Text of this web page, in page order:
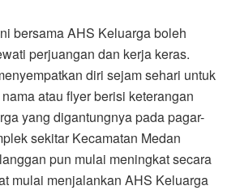
bersama AHS Keluarga boleh
perjuangan dan kerja keras.
diri sejam sehari untuk
atau flyer berisi keterangan
yang digantungnya pada pagar-
sekitar Kecamatan Medan
pun mulai meningkat secara
mulai menjalankan AHS Keluarga